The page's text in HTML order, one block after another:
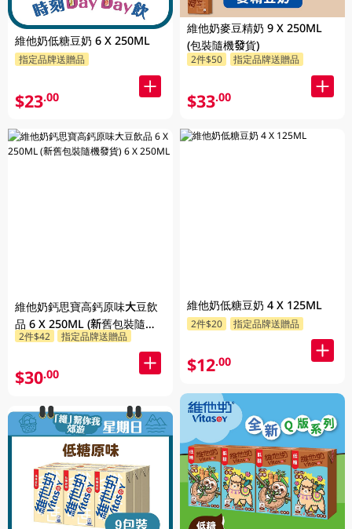
維他奶低糖豆奶 6 X 250ML
指定品牌送贈品
$23.00
維他奶鈣思寶高鈣原味大豆飲
品 6 X 250ML (新舊包裝隨機
發貨) 6 X 250ML
2件$42 指定品牌送贈品
$30.00
維他奶麥豆精奶 9 X 250ML
(包裝隨機發貨)
2件$50 指定品牌送贈品
$33.00
維他奶低糖豆奶 4 X 125ML
2件$20 指定品牌送贈品
$12.00